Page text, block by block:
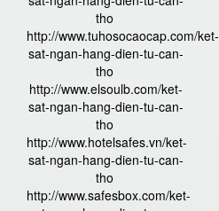
tho
http://www.tuhosocaocap.com/ket-
sat-ngan-hang-dien-tu-can-
tho
http://www.elsoulb.com/ket-
sat-ngan-hang-dien-tu-can-
tho
http://www.hotelsafes.vn/ket-
sat-ngan-hang-dien-tu-can-
tho
http://www.safesbox.com/ket-